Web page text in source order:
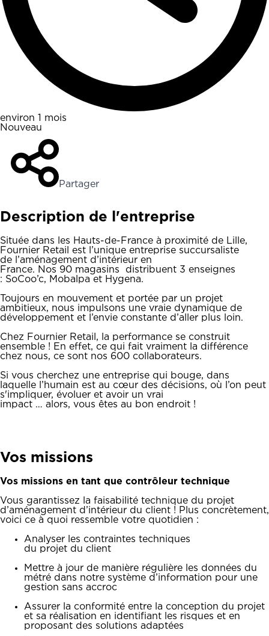
environ 1 mois
Nouveau
Partager
Description de l'entreprise
Située dans les Hauts-de-France à proximité de Lille,
Fournier Retail est l’unique entreprise succursaliste
de l’aménagement d’intérieur en
France. Nos 90 magasins distribuent 3 enseignes
: SoCoo’c, Mobalpa et Hygena.
Toujours en mouvement et portée par un projet
ambitieux, nous impulsons une vraie dynamique de
développement et l’envie constante d’aller plus loin.
Chez Fournier Retail, la performance se construit
ensemble ! En effet, ce qui fait vraiment la différence
chez nous, ce sont nos 600 collaborateurs.
Si vous cherchez une entreprise qui bouge, dans
laquelle l’humain est au cœur des décisions, où l’on peut
s'impliquer, évoluer et avoir un vrai
impact … alors, vous êtes au bon endroit !
Vos missions
Vos missions en tant que contrôleur technique
Vous garantissez la faisabilité technique du projet
d’aménagement d’intérieur du client ! Plus concrètement,
voici ce à quoi ressemble votre quotidien :
Analyser les contraintes techniques
du projet du client
Mettre à jour de manière régulière les données du
métré dans notre système d’information pour une
gestion sans accroc
Assurer la conformité entre la conception du projet
et sa réalisation en identifiant les risques et en
proposant des solutions adaptées